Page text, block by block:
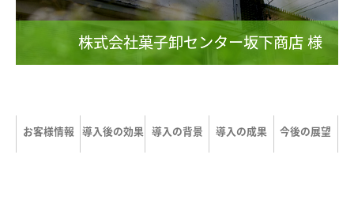
株式会社菓子卸センター坂下商店 様
お客様情報 導入後の効果 導入の背景 導入の成果 今後の展望